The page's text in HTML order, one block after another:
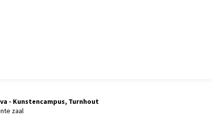
- Kunstencampus, Turnhout
zaal